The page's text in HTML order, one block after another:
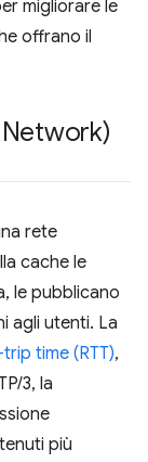
migliorare le
offrano il
rete
cache le
le pubblicano
agli utenti. La
time (RTT),
3, la
più